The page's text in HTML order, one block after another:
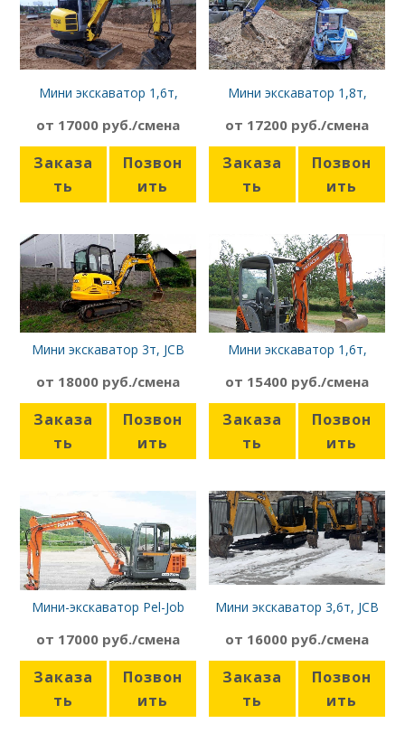
Мини экскаватор 1,6т,
от 17000 руб./смена
Заказа
ть
Позвон
ить
Мини экскаватор 1,8т,
от 17200 руб./смена
Заказа
ть
Позвон
ить
Мини экскаватор 3т, JCB
от 18000 руб./смена
Заказа
ть
Позвон
ить
Мини экскаватор 1,6т,
от 15400 руб./смена
Заказа
ть
Позвон
ить
Мини-экскаватор Pel-Job
ковшом
от 17000 руб./смена
Заказа
ть
Позвон
ить
Мини экскаватор 3,6т, JCB
от 16000 руб./смена
Заказа
ть
Позвон
ить